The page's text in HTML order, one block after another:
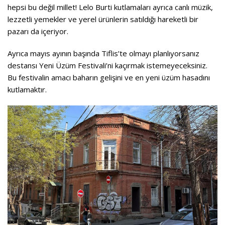
hepsi bu değil millet! Lelo Burti kutlamaları ayrıca canlı müzik,
lezzetli yemekler ve yerel ürünlerin satıldığı hareketli bir
pazarı da içeriyor.
Ayrıca mayıs ayının başında Tiflis’te olmayı planlıyorsanız
destansı Yeni Üzüm Festivali’ni kaçırmak istemeyeceksiniz.
Bu festivalin amacı baharın gelişini ve en yeni üzüm hasadını
kutlamaktır.